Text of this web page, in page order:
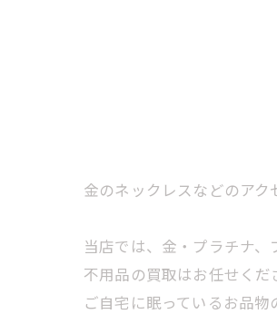
金のネックレスなどのア
当店では、金・プラチナ、
不用品の買取はお任せくだ
ご自宅に眠っているお品物